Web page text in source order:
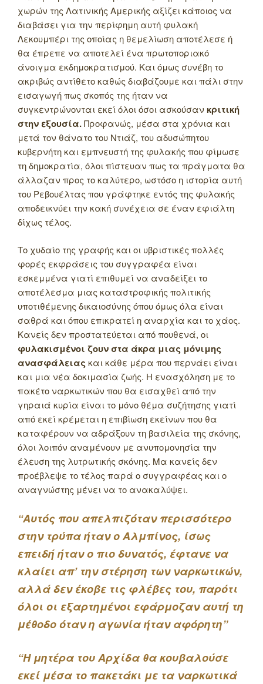
χωρών της Λατινικής Αμερικής αξίζει κάποιος να
διαβάσει για την περίφημη αυτή φυλακή
Λεκουμπέρι της οποίας η θεμελίωση αποτέλεσε ή
θα έπρεπε να αποτελεί ένα πρωτοποριακό
άνοιγμα εκδημοκρατισμού. Και όμως συνέβη το
ακριβώς αντίθετο καθώς διαβάζουμε και πάλι στην
εισαγωγή πως σκοπός της ήταν να
συγκεντρώνονται εκεί όλοι όσοι ασκούσαν κριτική
στην εξουσία.Προφανώς, μέσα στα χρόνια και
μετά τον θάνατο του Ντιάζ, του αδυσώπητου
κυβερνήτη και εμπνευστή της φυλακής που φίμωσε
τη δημοκρατία, όλοι πίστευαν πως τα πράγματα θα
άλλαζαν προς το καλύτερο, ωστόσο η ιστορία αυτή
του Ρεβουέλτας που γράφτηκε εντός της φυλακής
αποδεικνύει την κακή συνέχεια σε έναν εφιάλτη
δίχως τέλος.
Το χυδαίο της γραφής και οι υβριστικές πολλές
φορές εκφράσεις του συγγραφέα είναι
εσκεμμένα γιατί επιθυμεί να αναδείξει το
αποτέλεσμα μιας καταστροφικής πολιτικής
υποτιθέμενης δικαιοσύνης όπου όμως όλα είναι
σαθρά και όπου επικρατεί η αναρχία και το χάος.
Κανείς δεν προστατεύεται από πουθενά, οι
φυλακισμένοι ζουν στα άκρα μιας μόνιμης
ανασφάλειας και κάθε μέρα που περνάει είναι
και μια νέα δοκιμασία ζωής. Η ενασχόληση με το
πακέτο ναρκωτικών που θα εισαχθεί από την
γηραιά κυρία είναι το μόνο θέμα συζήτησης γιατί
από εκεί κρέμεται η επιβίωση εκείνων που θα
καταφέρουν να αδράξουν τη βασιλεία της σκόνης,
όλοι λοιπόν αναμένουν με ανυπομονησία την
έλευση της λυτρωτικής σκόνης. Μα κανείς δεν
προέβλεψε το τέλος παρά ο συγγραφέας και ο
αναγνώστης μένει να το ανακαλύψει.
“Αυτός που απελπιζόταν περισσότερο
στην τρύπα ήταν ο Αλμπίνος, ίσως
επειδή ήταν ο πιο δυνατός, έφτανε να
κλαίει απ’ την στέρηση των ναρκωτικών,
αλλά δεν έκοβε τις φλέβες του, παρότι
όλοι οι εξαρτημένοι εφάρμοζαν αυτή τη
μέθοδο όταν η αγωνία ήταν αφόρητη”
“Η μητέρα του Αρχίδα θα κουβαλούσε
εκεί μέσα το πακετάκι με τα ναρκωτικά